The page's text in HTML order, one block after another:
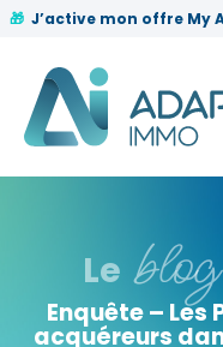
🎁
✨ J’active mon offre My
Le blog
Enquête –
acquéreurs